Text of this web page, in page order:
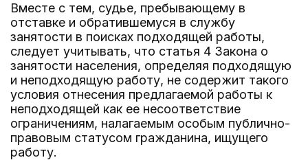
Вместе с тем, судье, пребывающему в
отставке и обратившемуся в службу
занятости в поисках подходящей работы,
следует учитывать, что статья 4 Закона о
занятости населения, определяя подходящую
и неподходящую работу, не содержит такого
условия отнесения предлагаемой работы к
неподходящей как ее несоответствие
ограничениям, налагаемым особым публично-
правовым статусом гражданина, ищущего
работу.